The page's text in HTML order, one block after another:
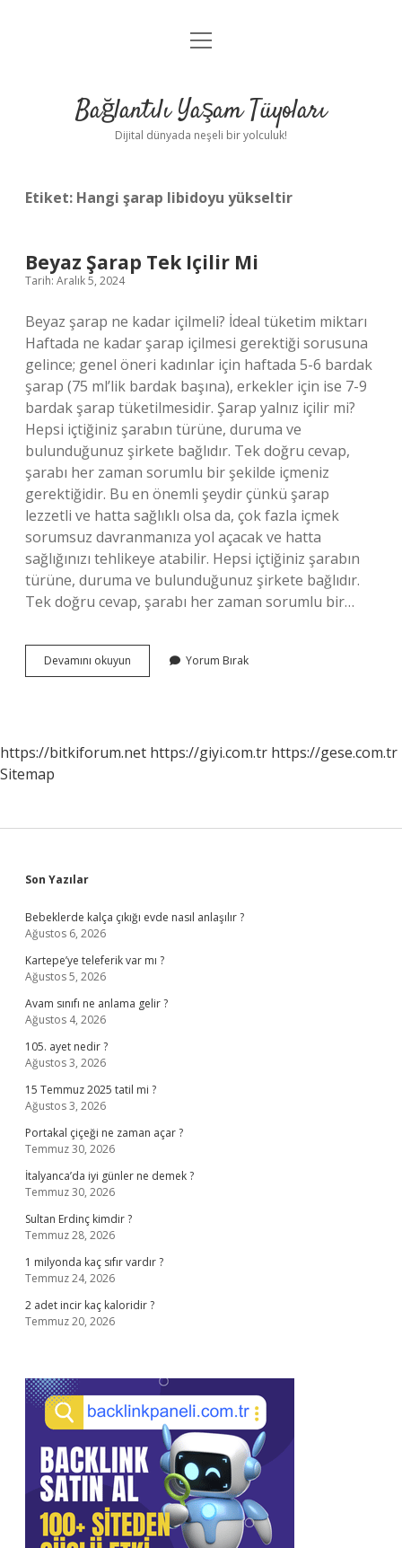
Anasayfa
Yasal Uyarı
menüyü
Bağlantılı Yaşam Tüyoları
Dijital dünyada neşeli bir yolculuk!
Etiket: Hangi şarap libidoyu yükseltir
Beyaz Şarap Tek Içilir Mi
Tarih: Aralık 5, 2024
Beyaz şarap ne kadar içilmeli? İdeal tüketim miktarı
Haftada ne kadar şarap içilmesi gerektiği sorusuna
gelince; genel öneri kadınlar için haftada 5-6 bardak
şarap (75 ml’lik bardak başına), erkekler için ise 7-9
bardak şarap tüketilmesidir. Şarap yalnız içilir mi?
Hepsi içtiğiniz şarabın türüne, duruma ve
bulunduğunuz şirkete bağlıdır. Tek doğru cevap,
şarabı her zaman sorumlu bir şekilde içmeniz
gerektiğidir. Bu en önemli şeydir çünkü şarap
lezzetli ve hatta sağlıklı olsa da, çok fazla içmek
sorumsuz davranmanıza yol açacak ve hatta
sağlığınızı tehlikeye atabilir. Hepsi içtiğiniz şarabın
türüne, duruma ve bulunduğunuz şirkete bağlıdır.
Tek doğru cevap, şarabı her zaman sorumlu bir…
Devamını okuyun
Şarap
Yorum Bırak
https://bitkiforum.net https://giyi.com.tr https://gese.com.tr
Sitemap
Sidebar
Son Yazılar
Bebeklerde kalça çıkığı evde nasıl anlaşılır ?
Ağustos 6, 2026
Kartepe’ye teleferik var mı ?
Ağustos 5, 2026
Avam sınıfı ne anlama gelir ?
Ağustos 4, 2026
105. ayet nedir ?
Ağustos 3, 2026
15 Temmuz 2025 tatil mi ?
Ağustos 3, 2026
Portakal çiçeği ne zaman açar ?
Temmuz 30, 2026
İtalyanca’da iyi günler ne demek ?
Temmuz 30, 2026
Sultan Erdinç kimdir ?
Temmuz 28, 2026
1 milyonda kaç sıfır vardır ?
Temmuz 24, 2026
2 adet incir kaç kaloridir ?
Temmuz 20, 2026